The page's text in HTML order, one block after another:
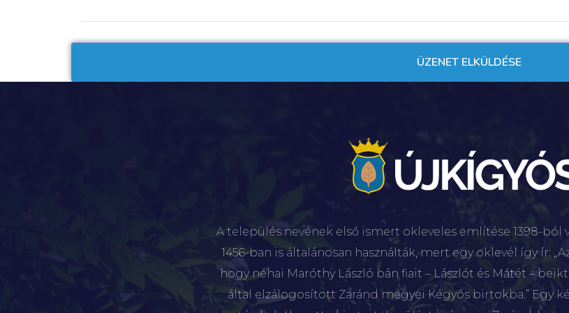
A település nevének első ismert okleveles említése 1398-ból
1456-ban is általánosan használták, mert egy oklevél így ír:
hogy néhai Maróthy László bán fiait – Lászlót és Mátét –
által elzálogosított Zaránd megyei Kégyós birtokba.” Egy